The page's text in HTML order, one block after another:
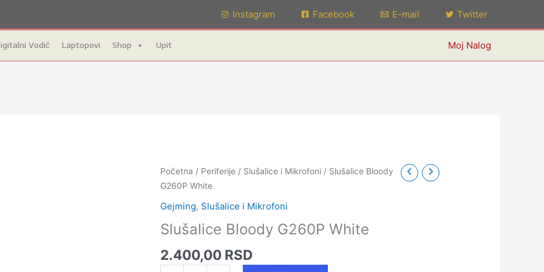
Instagram Facebook E-mail Twitter
Vodič Laptopovi Shop Upit Moj Nalog
Početna / Periferije / Slušalice i Mikrofoni / Slušalice Bloody
G260P White
Gejming, Slušalice i Mikrofoni
Slušalice Bloody G260P White
2.400,00 RSD
Slušalice
Bloody
G260P
White
količina